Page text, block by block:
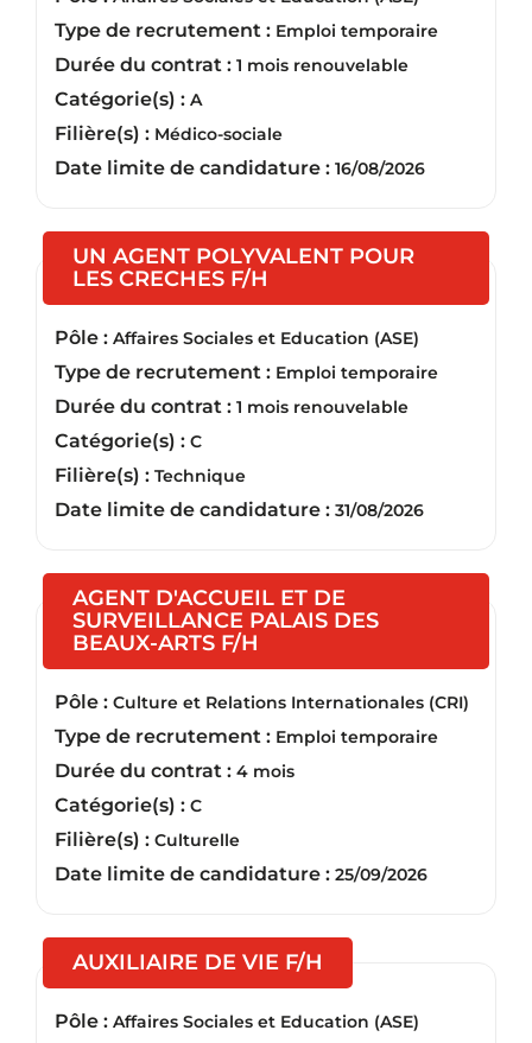
Type de recrutement : Emploi temporaire
Durée du contrat : 1 mois renouvelable
Catégorie(s) : A
Filière(s) : Médico-sociale
Date limite de candidature : 16/08/2026
UN AGENT POLYVALENT POUR
LES CRECHES F/H
Pôle : Affaires Sociales et Education (ASE)
Type de recrutement : Emploi temporaire
Durée du contrat : 1 mois renouvelable
Catégorie(s) : C
Filière(s) : Technique
Date limite de candidature : 31/08/2026
AGENT D'ACCUEIL ET DE
SURVEILLANCE PALAIS DES
BEAUX-ARTS F/H
Pôle : Culture et Relations Internationales (CRI)
Type de recrutement : Emploi temporaire
Durée du contrat : 4 mois
Catégorie(s) : C
Filière(s) : Culturelle
Date limite de candidature : 25/09/2026
AUXILIAIRE DE VIE F/H
Pôle : Affaires Sociales et Education (ASE)